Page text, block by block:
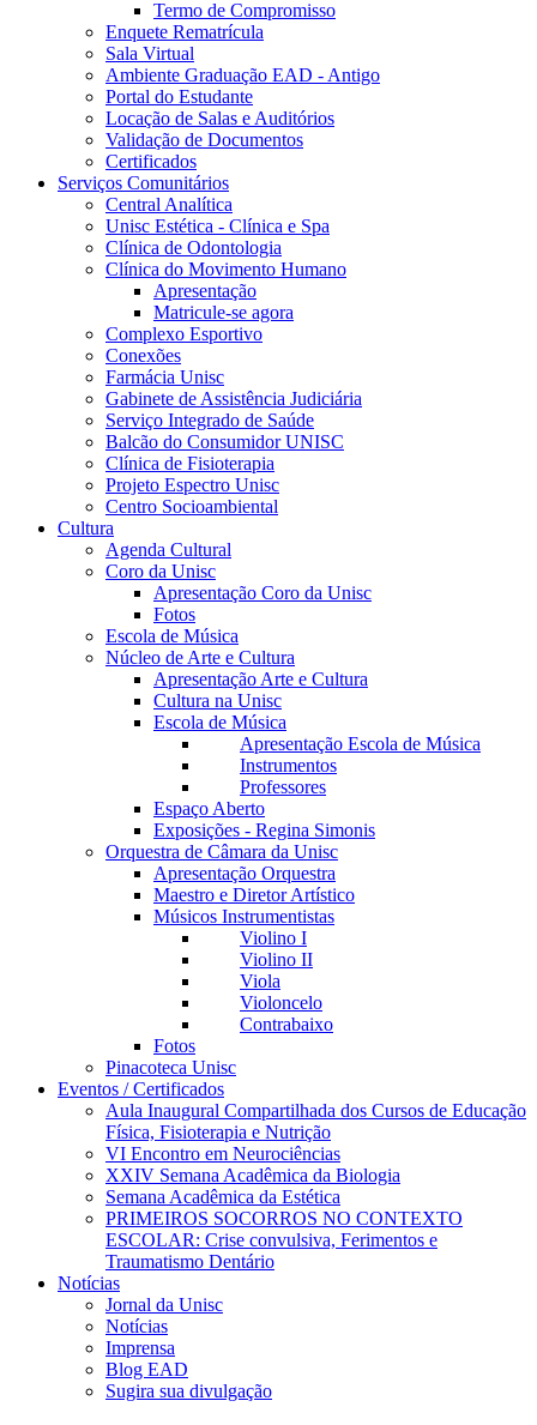
Termo de Compromisso
Enquete Rematrícula
Sala Virtual
Ambiente Graduação EAD - Antigo
Portal do Estudante
Locação de Salas e Auditórios
Validação de Documentos
Certificados
Serviços Comunitários
Central Analítica
Unisc Estética - Clínica e Spa
Clínica de Odontologia
Clínica do Movimento Humano
Apresentação
Matricule-se agora
Complexo Esportivo
Conexões
Farmácia Unisc
Gabinete de Assistência Judiciária
Serviço Integrado de Saúde
Balcão do Consumidor UNISC
Clínica de Fisioterapia
Projeto Espectro Unisc
Centro Socioambiental
Cultura
Agenda Cultural
Coro da Unisc
Apresentação Coro da Unisc
Fotos
Escola de Música
Núcleo de Arte e Cultura
Apresentação Arte e Cultura
Cultura na Unisc
Escola de Música
Apresentação Escola de Música
Instrumentos
Professores
Espaço Aberto
Exposições - Regina Simonis
Orquestra de Câmara da Unisc
Apresentação Orquestra
Maestro e Diretor Artístico
Músicos Instrumentistas
Violino I
Violino II
Viola
Violoncelo
Contrabaixo
Fotos
Pinacoteca Unisc
Eventos / Certificados
Aula Inaugural Compartilhada dos Cursos de Educação
Física, Fisioterapia e Nutrição
VI Encontro em Neurociências
XXIV Semana Acadêmica da Biologia
Semana Acadêmica da Estética
PRIMEIROS SOCORROS NO CONTEXTO
ESCOLAR: Crise convulsiva, Ferimentos e
Traumatismo Dentário
Notícias
Jornal da Unisc
Notícias
Imprensa
Blog EAD
Sugira sua divulgação